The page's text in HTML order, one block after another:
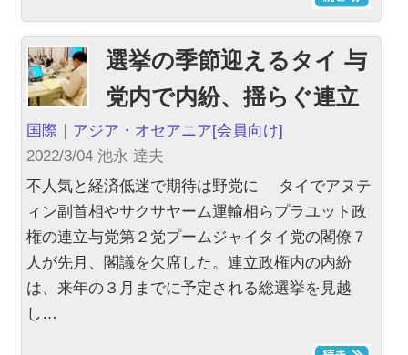
選挙の季節迎えるタイ 与
党内で内紛、揺らぐ連立
国際 ｜ アジア・オセアニア[会員向け]
2022/3/04 池永 達夫
不人気と経済低迷で期待は野党に タイでアヌテ
ィン副首相やサクサヤーム運輸相らプラユット政
権の連立与党第２党プームジャイタイ党の閣僚７
人が先月、閣議を欠席した。連立政権内の内紛
は、来年の３月までに予定される総選挙を見越
し…